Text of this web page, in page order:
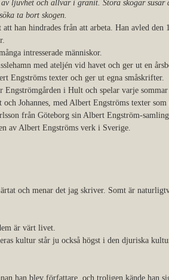
ljuvhet och allvar i granit. Stora skogar susar
ta bort skogen.
han hindrades från att arbeta. Han avled den
intresserade människor.
med ateljén vid havet och ger ut en
Engströms texter och ger ut egna småskrifter.
i Hult och spelar varje sommar
Johannes, med Albert Engströms texter som
från Göteborg sin Albert Engström-
av Albert Engströms verk i Sverige.
och menar det jag skriver. Somt är
är värt livet.
kultur står ju också högst i den djuriska
han blev författare, och troligen kände han